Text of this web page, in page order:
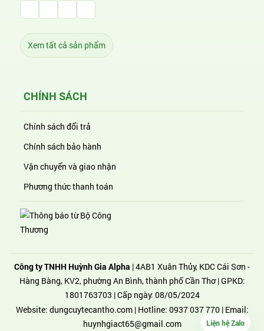
Xem tất cả sản phẩm
CHÍNH SÁCH
Chính sách đổi trả
Chính sách bảo hành
Vận chuyển và giao nhận
Phương thức thanh toán
Công ty TNHH Huỳnh Gia Alpha | 4AB1 Xuân Thủy, KDC Cái Sơn -
Hàng Bàng, KV2, phường An Bình, thành phố Cần Thơ | GPKD:
1801763703 | Cấp ngày: 08/05/2024
Website: dungcuytecantho.com| Hotline: 0937 037 770| Email:
huynhgiact65@gmail.com
Liện hệ Zalo